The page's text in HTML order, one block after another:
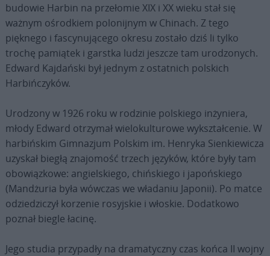
budowie Harbin na przełomie XIX i XX wieku stał się
ważnym ośrodkiem polonijnym w Chinach. Z tego
pięknego i fascynującego okresu zostało dziś li tylko
trochę pamiątek i garstka ludzi jeszcze tam urodzonych.
Edward Kajdański był jednym z ostatnich polskich
Harbińczyków.
Urodzony w 1926 roku w rodzinie polskiego inżyniera,
młody Edward otrzymał wielokulturowe wykształcenie. W
harbińskim Gimnazjum Polskim im. Henryka Sienkiewicza
uzyskał biegłą znajomość trzech języków, które były tam
obowiązkowe: angielskiego, chińskiego i japońskiego
(Mandżuria była wówczas we władaniu Japonii). Po matce
odziedziczył korzenie rosyjskie i włoskie. Dodatkowo
poznał biegle łacinę.
Jego studia przypadły na dramatyczny czas końca II wojny